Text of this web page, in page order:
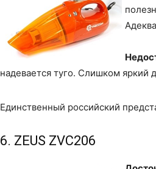
надевается туго. Слишком яркий
Единственный российский
6. ZEUS ZVC206